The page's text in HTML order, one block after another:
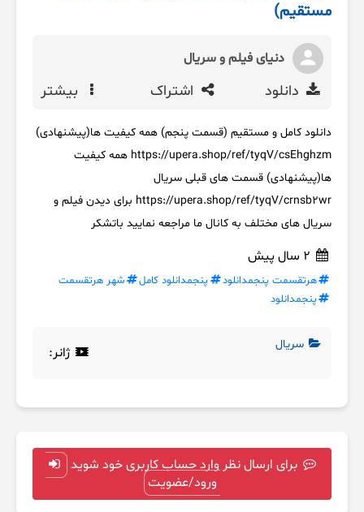
مستقیم)
دنیای فیلم و سریال
دانلود اشتراک بیشتر
دانلود کامل و مستقیم (قسمت پنجم) همه کیفیت ها(پیشنهادی)
https://upera.shop/ref/tyqV/csEhghzm همه کیفیت
ها(پیشنهادی) قسمت های قبلی سریال
https://upera.shop/ref/tyqV/crnsb2wr برای دیدن فیلم و
سریال های مختلف به کانال ما مراجعه نمایید باتشکر
هرتقسمت پنجمدانلود پنجمدانلود کامل
شهر هرتقسمت
پنجمدانلود
سریال ژانر:
برای ارسال نظر وارد حساب کاربری خود شوید
ورود/عضویت